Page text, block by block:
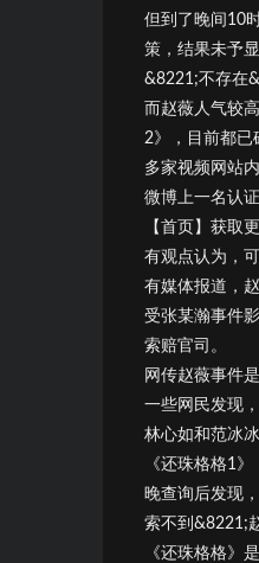
但到了晚间10
策，结果未予
&8221;不存在
而赵薇人气较
2》，目前都已
多家视频网站
微博上一名认
【首页】获取
有观点认为，
有媒体报道，
受张某瀚事件
索赔官司。
网传赵薇事件
一些网民发现
林心如和范冰
《还珠格格1
晚查询后发现
索不到&8221;
《还珠格格》